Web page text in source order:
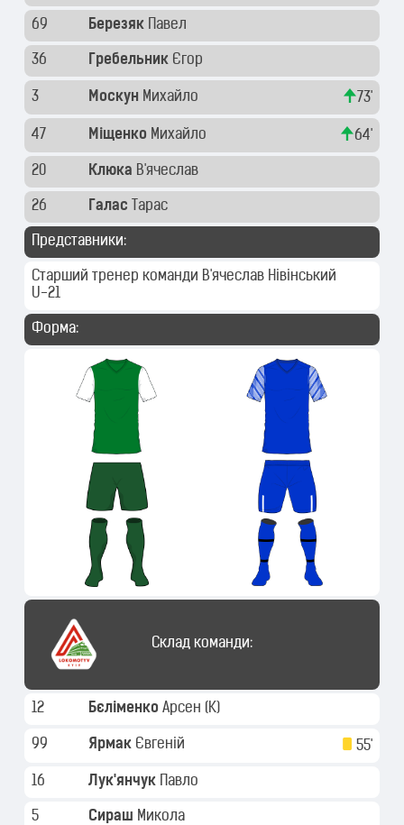
69 Березяк Павел
36 Гребельник Єгор
3 Москун Михайло 73'
47 Міщенко Михайло 64'
20 Клюка В'ячеслав
26 Галас Тарас
Представники:
Старший тренер команди
U-21
В'ячеслав Нівінський
Форма:
Склад команди:
12 Бєліменко Арсен (K)
99 Ярмак Євгеній 55'
16 Лук'янчук Павло
5 Сираш Микола